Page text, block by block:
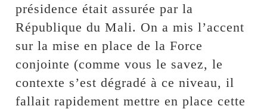
présidence était assurée par la
République du Mali. On a mis l’accent
sur la mise en place de la Force
conjointe (comme vous le savez, le
contexte s’est dégradé à ce niveau, il
fallait rapidement mettre en place cette